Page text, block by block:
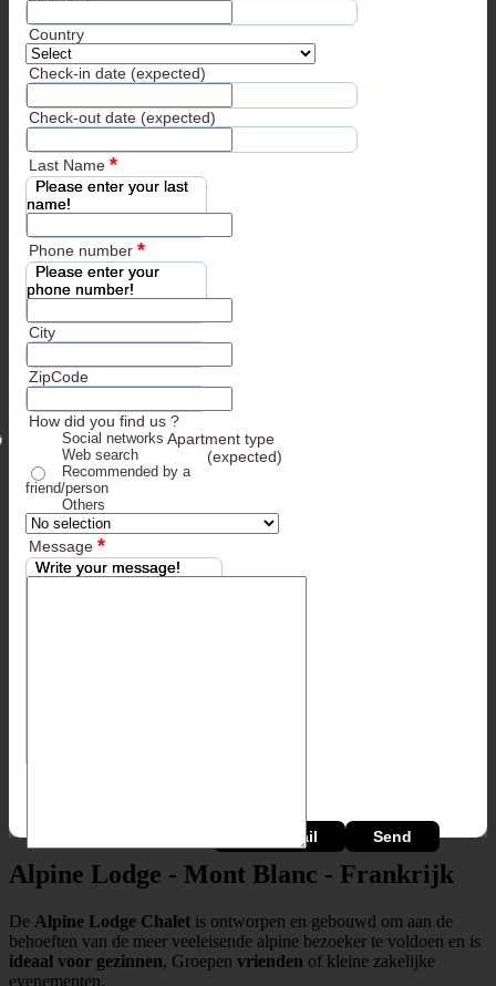
Country
Check-in date (expected)
Check-out date (expected)
Last Name *
Please enter your last
name!
Phone number *
Please enter your
phone number!
City
ZipCode
How did you find us ?
Social networks
Web search
Recommended by a
friend/person
Others
Apartment type
(expected)
Message *
Write your message!
Alpine Lodge - Mont Blanc - Frankrijk
De Alpine Lodge Chalet is ontworpen en gebouwd om aan de
behoeften van de meer veeleisende alpine bezoeker te voldoen en is
ideaal voor gezinnen, Groepen vrienden of kleine zakelijke
evenementen.